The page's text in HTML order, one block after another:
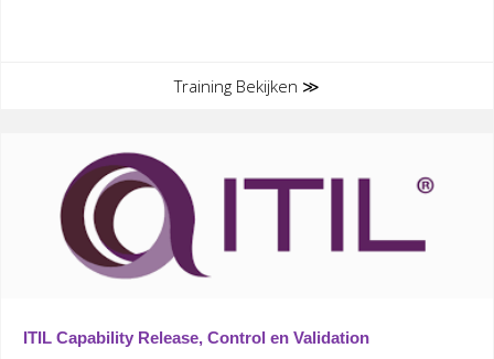
Training Bekijken ≫
ITIL Capability Release, Control en Validation